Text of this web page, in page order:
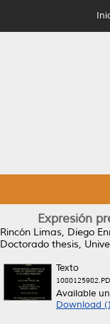
Expresión
Rincón Limas, Diego
Doctorado thesis,
Texto
Available
Download